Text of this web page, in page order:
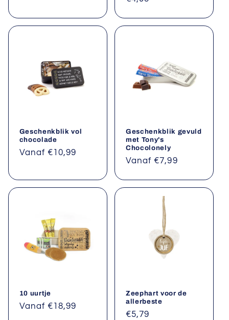
Geschenkblik vol
chocolade
Normale
Vanaf €10,99
Geschenkblik gevuld
met Tony's
Chocolonely
Normale
Vanaf €7,99
10 uurtje
Normale
Vanaf €18,99
Zeephart voor de
allerbeste
Normale
€5,79